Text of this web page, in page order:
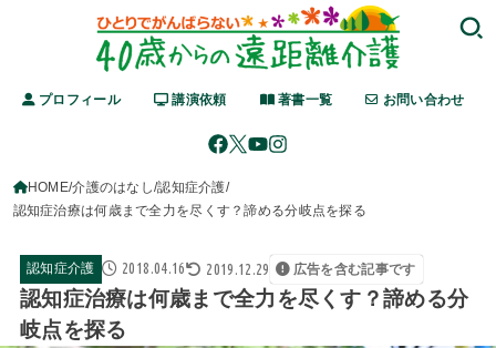
プロフィール 講演依頼 著書一覧 お問い合わせ
HOME 介護のはなし 認知症介護
認知症治療は何歳まで全力を尽くす？諦める分岐点を探る
認知症介護 2018.04.16 2019.12.29 広告を含む記事です
認知症治療は何歳まで全力を尽くす？諦める分
岐点を探る